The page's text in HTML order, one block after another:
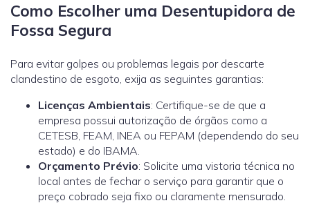
Como Escolher uma Desentupidora de
Fossa Segura
Para evitar golpes ou problemas legais por descarte
clandestino de esgoto, exija as seguintes garantias:
Licenças Ambientais: Certifique-se de que a
empresa possui autorização de órgãos como a
CETESB, FEAM, INEA ou FEPAM (dependendo do seu
estado) e do IBAMA.
Orçamento Prévio: Solicite uma vistoria técnica no
local antes de fechar o serviço para garantir que o
preço cobrado seja fixo ou claramente mensurado.